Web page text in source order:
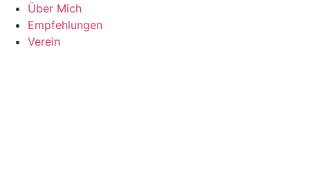
Über Mich
Empfehlungen
Verein